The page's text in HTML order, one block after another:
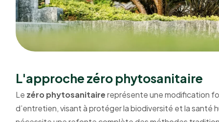
L'approche zéro phytosanitaire
Le zéro phytosanitairereprésente une modification
d’entretien, visant à protéger la biodiversité et la santé